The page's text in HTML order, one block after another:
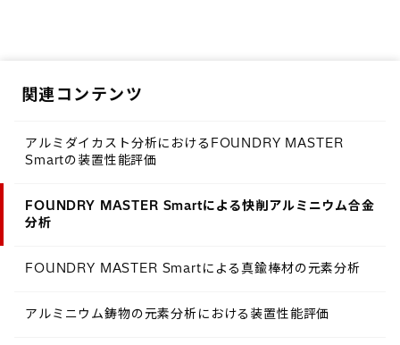
関連コンテンツ
アルミダイカスト分析におけるFOUNDRY MASTER
Smartの装置性能評価
FOUNDRY MASTER Smartによる快削アルミニウム合金
分析
FOUNDRY MASTER Smartによる真鍮棒材の元素分析
アルミニウム鋳物の元素分析における装置性能評価